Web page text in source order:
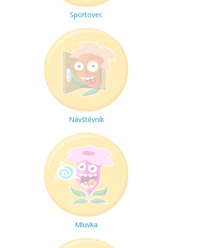
Sportovec
Návštěvník
Mluvka